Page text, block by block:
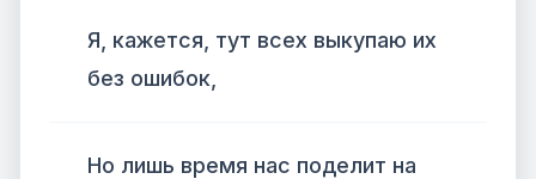
Я, кажется, тут всех выкупаю их
без ошибок,
Но лишь время нас поделит на